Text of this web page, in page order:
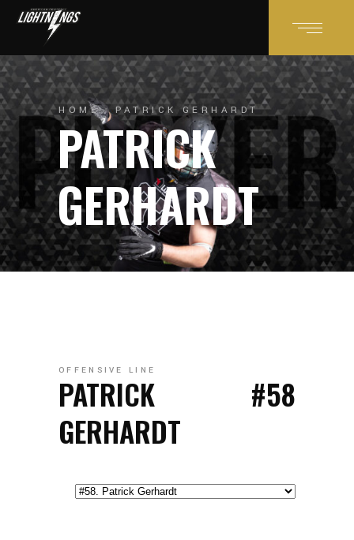
HOME PATRICK GERHARDT
PATRICK
GERHARDT
OFFENSIVE LINE
#58
PATRICK
GERHARDT